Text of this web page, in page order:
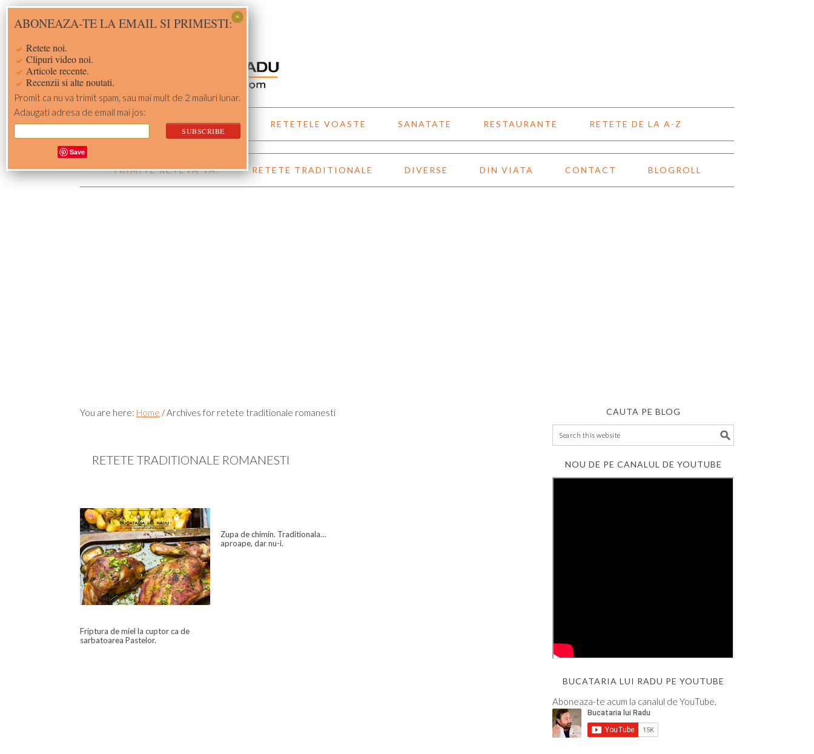
Skip
to
Skip
to
Skip
to
Skip
to
ACASA RETETE RETETELE VOASTE SANATATE RESTAURANTE RETETE DE LA A-Z
TRIMITE RETETA TA! RETETE TRADITIONALE DIVERSE DIN VIATA CONTACT BLOGROLL
You are here: Home /Archives for retete traditionale romanesti
RETETE TRADITIONALE ROMANESTI
Friptura de miel la cuptor ca de
sarbatoarea Pastelor.
Zupa de chimin. Traditionala…
aproape, dar nu-i.
CAUTA PE BLOG
NOU DE PE CANALUL DE YOUTUBE
BUCATARIA LUI RADU PE YOUTUBE
Aboneaza-te acum la canalul de YouTube.
ABONEAZA-TE LA EMAIL SI PRIMESTI:
Retete noi.
Clipuri video noi.
Articole recente.
Recenzii si alte noutati.
Promit ca nu va trimit spam, sau mai mult de 2 mailuri lunar.
Adaugati adresa de email mai jos:
Save